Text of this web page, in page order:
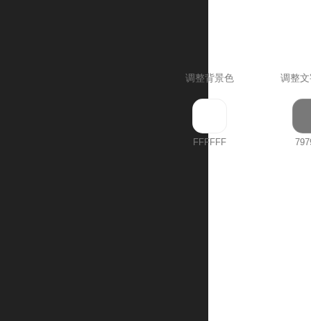
调整背景色 调整